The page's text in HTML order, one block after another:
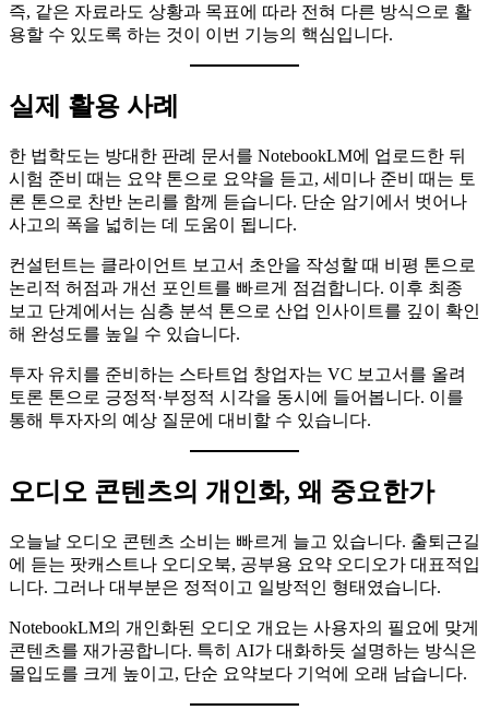
즉, 같은 자료라도 상황과 목표에 따라 전혀 다른 방식으로 활
용할 수 있도록 하는 것이 이번 기능의 핵심입니다.
실제 활용 사례
한 법학도는 방대한 판례 문서를 NotebookLM에 업로드한 뒤
시험 준비 때는 요약 톤으로 요약을 듣고, 세미나 준비 때는 토
론 톤으로 찬반 논리를 함께 듣습니다. 단순 암기에서 벗어나
사고의 폭을 넓히는 데 도움이 됩니다.
컨설턴트는 클라이언트 보고서 초안을 작성할 때 비평 톤으로
논리적 허점과 개선 포인트를 빠르게 점검합니다. 이후 최종
보고 단계에서는 심층 분석 톤으로 산업 인사이트를 깊이 확인
해 완성도를 높일 수 있습니다.
투자 유치를 준비하는 스타트업 창업자는 VC 보고서를 올려
토론 톤으로 긍정적·부정적 시각을 동시에 들어봅니다. 이를
통해 투자자의 예상 질문에 대비할 수 있습니다.
오디오 콘텐츠의 개인화, 왜 중요한가
오늘날 오디오 콘텐츠 소비는 빠르게 늘고 있습니다. 출퇴근길
에 듣는 팟캐스트나 오디오북, 공부용 요약 오디오가 대표적입
니다. 그러나 대부분은 정적이고 일방적인 형태였습니다.
NotebookLM의 개인화된 오디오 개요는 사용자의 필요에 맞게
콘텐츠를 재가공합니다. 특히 AI가 대화하듯 설명하는 방식은
몰입도를 크게 높이고, 단순 요약보다 기억에 오래 남습니다.